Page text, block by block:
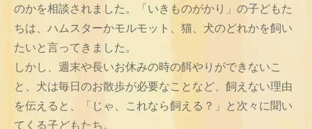
のかを相談されました。「いきものがかり」の子どもた
ちは、ハムスターかモルモット、猫、犬のどれかを飼い
たいと言ってきました。
しかし、週末や長いお休みの時の餌やりができないこ
と、犬は毎日のお散歩が必要なことなど、飼えない理由
を伝えると、「じゃ、これなら飼える？」と次々に聞い
てくる子どもたち。